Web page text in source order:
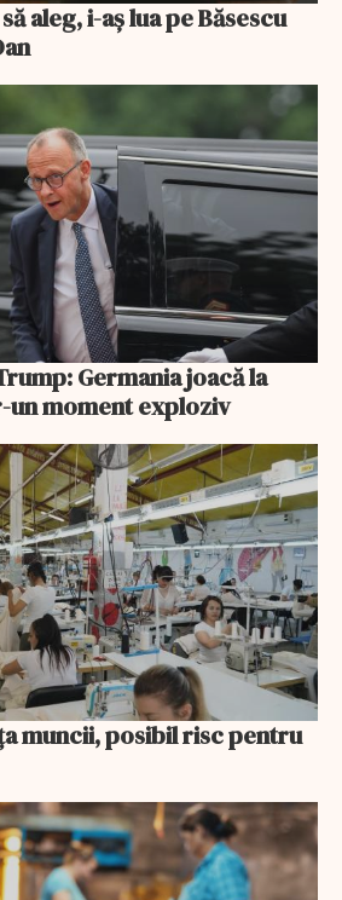
aleg, i-aș lua pe Băsescu
Germania joacă la
un moment exploziv
muncii, posibil risc pentru